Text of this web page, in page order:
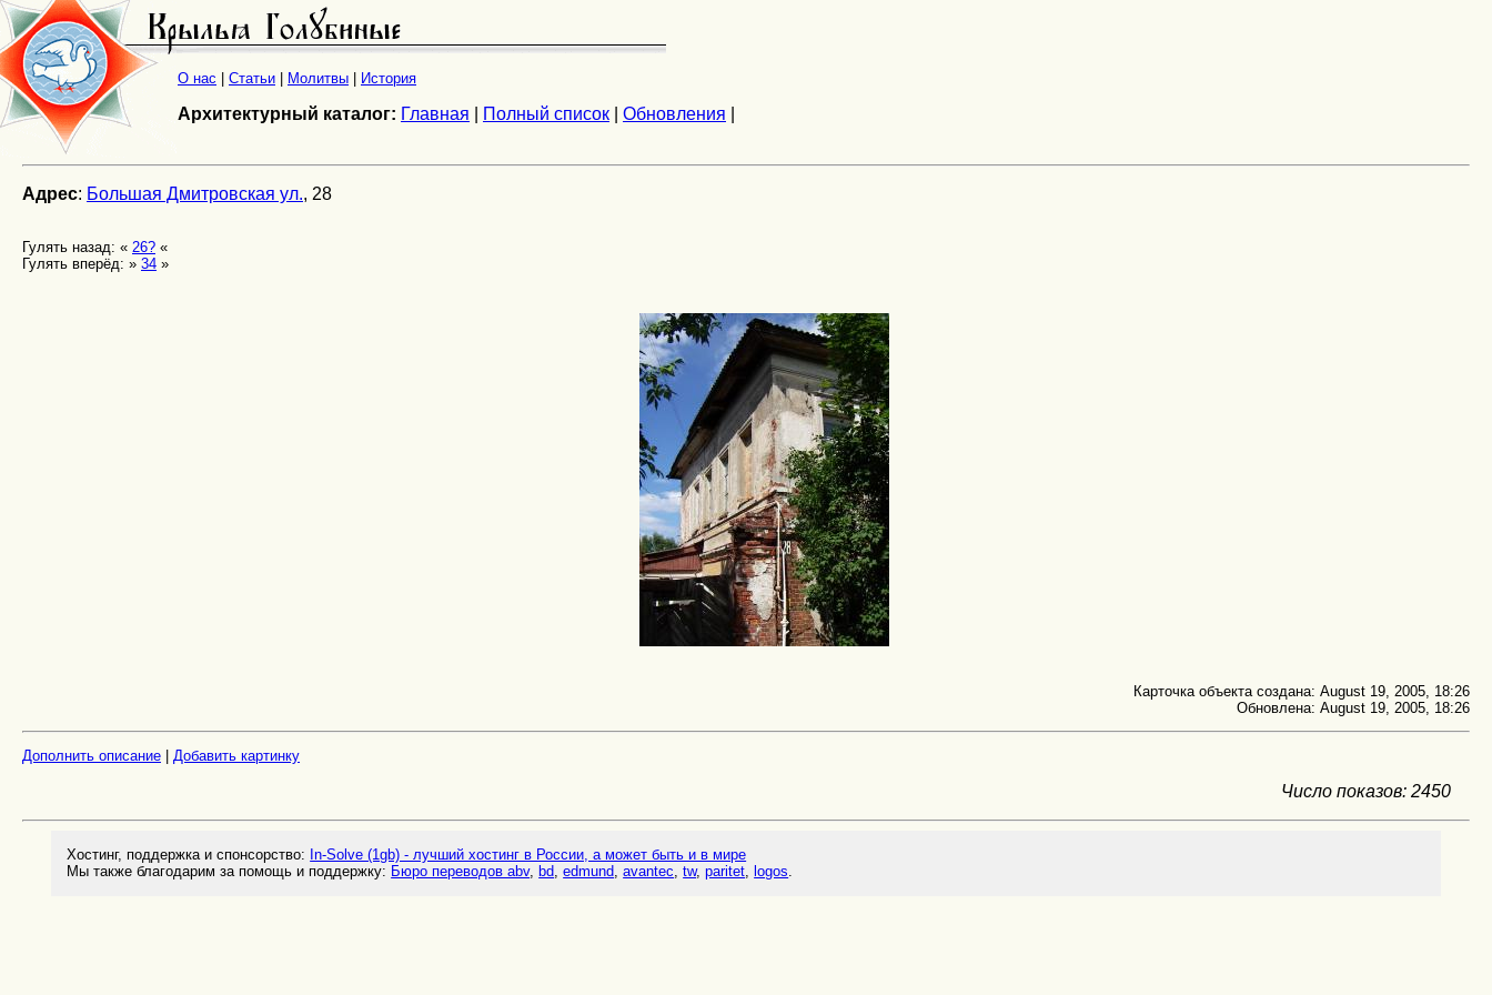
О нас Статьи Молитвы История
Архитектурный каталог: Главная Полный список Обновления
Адрес: Большая Дмитровская ул., 28
Гулять назад: « 26? «
Гулять вперёд: » 34 »
Карточка объекта создана: August 19, 2005, 18:26
Обновлена: August 19, 2005, 18:26
Дополнить описание Добавить картинку
Число показов: 2450
Хостинг, поддержка и спонсорство: In-Solve (1gb) - лучший хостинг в России, а может быть и в мире
Мы также благодарим за помощь и поддержку: Бюро переводов abv, bd,edmund,avantec,tw,paritet, logos.